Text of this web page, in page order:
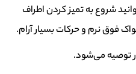
می‌توانید شروع به تمیز کردن اطراف
فوق نرم و حرکات بسیار آرام.
توصیه می‌شود.